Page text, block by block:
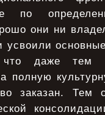
по
они ни
усвоили
что даже тем
полную
заказан. Тем